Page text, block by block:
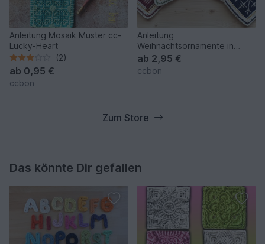
Anleitung Mosaik Muster cc-
Lucky-Heart
(2)
ab 0,95 €
ccbon
Anleitung
Weihnachtsornamente in
Mosaiktechnik cc-Christmas
ab 2,95 €
ccbon
Zum Store
Das könnte Dir gefallen